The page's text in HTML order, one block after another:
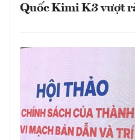
Quốc Kimi K3 vượt